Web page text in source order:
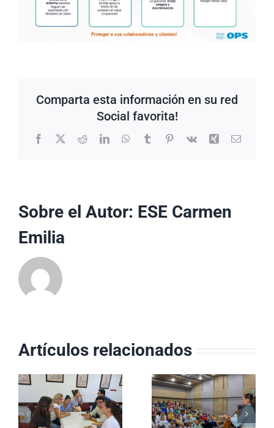
Comparta esta información en su red
Social favorita!
Facebook
X RedditLinkedInWhatsApp
TumblrPinterest
Vk Xing Correo
Sobre el Autor: ESE Carmen
Emilia
Artículos relacionados
Equipos
Básicos de
Salud
ESE Carmen
Emilia Ospina
conmemoró el